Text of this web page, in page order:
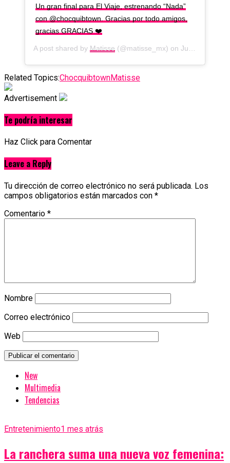
Un gran final para El Viaje, estrenando “Nada”
con @chocquibtown. Gracias por todo amigos,
gracias GRACIAS ❤️
A post shared by Matisse (@matisse_mx) on Jun 25, 2020 at 5:31pm PDT
Related Topics:ChocquibtownMatisse
Advertisement
Te podría interesar
Haz Click para Comentar
Leave a Reply
Tu dirección de correo electrónico no será publicada. Los
campos obligatorios están marcados con *
Comentario *
Nombre
Correo electrónico
Web
New
Multimedia
Tendencias
Entretenimiento1 mes atrás
La ranchera suma una nueva voz femenina: